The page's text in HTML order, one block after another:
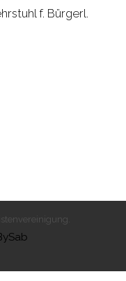
f. Bürgerl.